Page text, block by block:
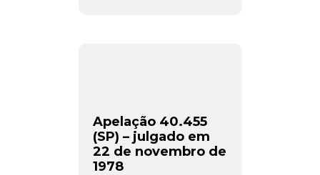
Apelação 40.455
(SP) – julgado em
22 de novembro de
1978